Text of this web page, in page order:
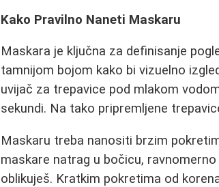
Kako Pravilno Naneti Maskaru
Maskara je ključna za definisanje
tamnijom bojom kako bi vizuelno
uvijač za trepavice pod mlakom
sekundi. Na tako pripremljene
Maskaru treba nanositi brzim
maskare natrag u bočicu,
oblikuješ. Kratkim pokretima od